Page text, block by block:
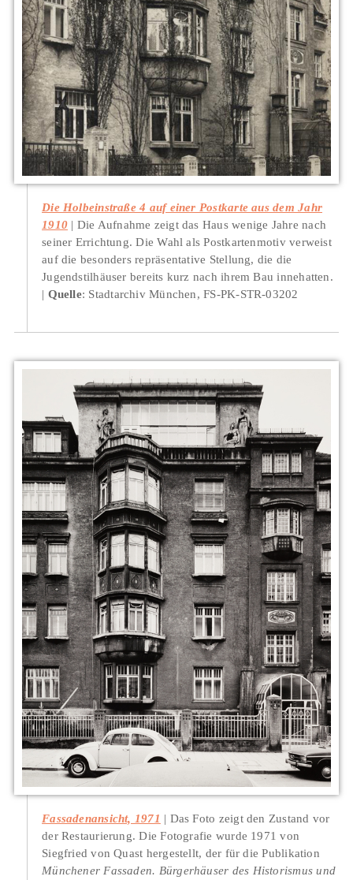
Die Holbeinstraße 4 auf einer Postkarte aus dem Jahr
1910
Die Aufnahme zeigt das Haus wenige Jahre nach
seiner Errichtung. Die Wahl als Postkartenmotiv verweist
auf die besonders repräsentative Stellung, die die
Jugendstilhäuser bereits kurz nach ihrem Bau innehatten.
Quelle: Stadtarchiv München, FS-PK-STR-03202
Fassadenansicht, 1971
Das Foto zeigt den Zustand vor
der Restaurierung. Die Fotografie wurde 1971 von
Siegfried von Quast hergestellt, der für die Publikation
Münchener Fassaden. Bürgerhäuser des Historismus und